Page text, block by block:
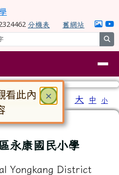
民小學
分機表 舊網站
⏸
大 中 小
永康國民小學
Yongkang District
× 關閉
看此內
啟。請使用 Tab 鍵在